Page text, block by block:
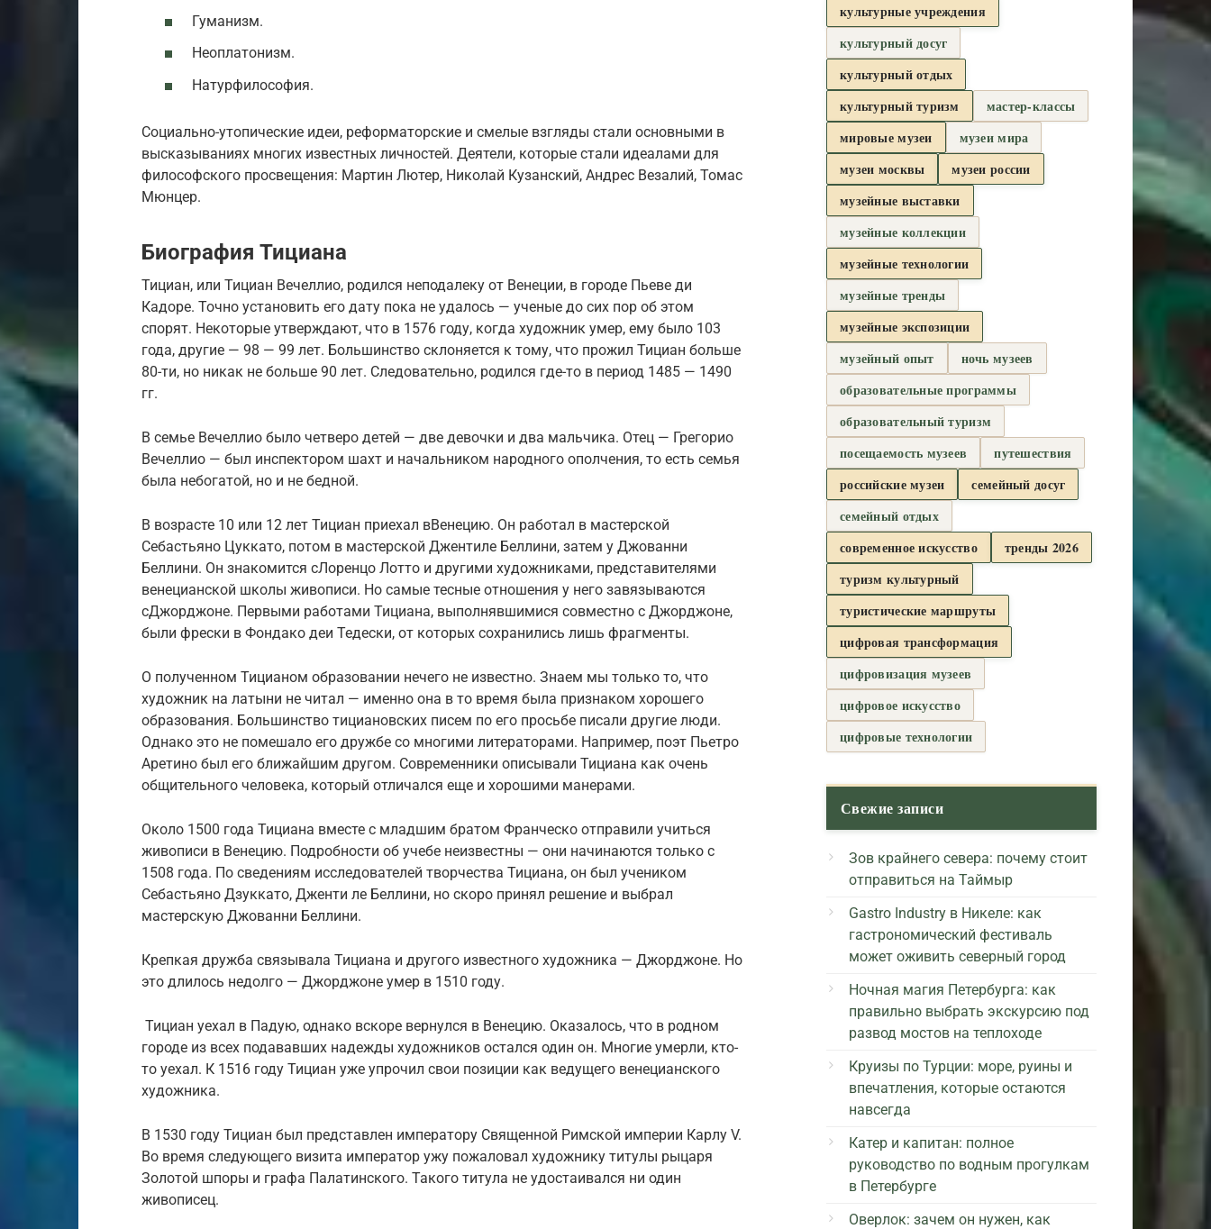
Гуманизм.
Неоплатонизм.
Натурфилософия.
Социально-утопические идеи, реформаторские и смелые взгляды стали основными в
высказываниях многих известных личностей. Деятели, которые стали идеалами для
философского просвещения: Мартин Лютер, Николай Кузанский, Андрес Везалий, Томас
Мюнцер.
Биография Тициана
Тициан, или Тициан Вечеллио, родился неподалеку от Венеции, в городе Пьеве ди
Кадоре. Точно установить его дату пока не удалось — ученые до сих пор об этом
спорят. Некоторые утверждают, что в 1576 году, когда художник умер, ему было 103
года, другие — 98 — 99 лет. Большинство склоняется к тому, что прожил Тициан больше
80-ти, но никак не больше 90 лет. Следовательно, родился где-то в период 1485 — 1490
гг.
В семье Вечеллио было четверо детей — две девочки и два мальчика. Отец — Грегорио
Вечеллио — был инспектором шахт и начальником народного ополчения, то есть семья
была небогатой, но и не бедной.
В возрасте 10 или 12 лет Тициан приехал вВенецию. Он работал в мастерской
Себастьяно Цуккато, потом в мастерской Джентиле Беллини, затем у Джованни
Беллини. Он знакомится сЛоренцо Лотто и другими художниками, представителями
венецианской школы живописи. Но самые тесные отношения у него завязываются
сДжорджоне. Первыми работами Тициана, выполнявшимися совместно с Джорджоне,
были фрески в Фондако деи Тедески, от которых сохранились лишь фрагменты.
О полученном Тицианом образовании нечего не известно. Знаем мы только то, что
художник на латыни не читал — именно она в то время была признаком хорошего
образования. Большинство тициановских писем по его просьбе писали другие люди.
Однако это не помешало его дружбе со многими литераторами. Например, поэт Пьетро
Аретино был его ближайшим другом. Современники описывали Тициана как очень
общительного человека, который отличался еще и хорошими манерами.
Около 1500 года Тициана вместе с младшим братом Франческо отправили учиться
живописи в Венецию. Подробности об учебе неизвестны — они начинаются только с
1508 года. По сведениям исследователей творчества Тициана, он был учеником
Себастьяно Дзуккато, Дженти ле Беллини, но скоро принял решение и выбрал
мастерскую Джованни Беллини.
Крепкая дружба связывала Тициана и другого известного художника — Джорджоне. Но
это длилось недолго — Джорджоне умер в 1510 году.
Тициан уехал в Падую, однако вскоре вернулся в Венецию. Оказалось, что в родном
городе из всех подававших надежды художников остался один он. Многие умерли, кто-
то уехал. К 1516 году Тициан уже упрочил свои позиции как ведущего венецианского
художника.
В 1530 году Тициан был представлен императору Священной Римской империи Карлу V.
Во время следующего визита император ужу пожаловал художнику титулы рыцаря
Золотой шпоры и графа Палатинского. Такого титула не удостаивался ни один
живописец.
культурные учреждения
культурный досуг
культурный отдых
культурный туризм
мастер-классы
мировые музеи
музеи мира
музеи москвы
музеи россии
музейные выставки
музейные коллекции
музейные технологии
музейные тренды
музейные экспозиции
музейный опыт
ночь музеев
образовательные программы
образовательный туризм
посещаемость музеев
путешествия
российские музеи
семейный досуг
семейный отдых
современное искусство
тренды 2026
туризм культурный
туристические маршруты
цифровая трансформация
цифровизация музеев
цифровое искусство
цифровые технологии
Свежие записи
Зов крайнего севера: почему стоит
отправиться на Таймыр
Gastro Industry в Никеле: как
гастрономический фестиваль
может оживить северный город
Ночная магия Петербурга: как
правильно выбрать экскурсию под
развод мостов на теплоходе
Круизы по Турции: море, руины и
впечатления, которые остаются
навсегда
Катер и капитан: полное
руководство по водным прогулкам
в Петербурге
Оверлок: зачем он нужен, как